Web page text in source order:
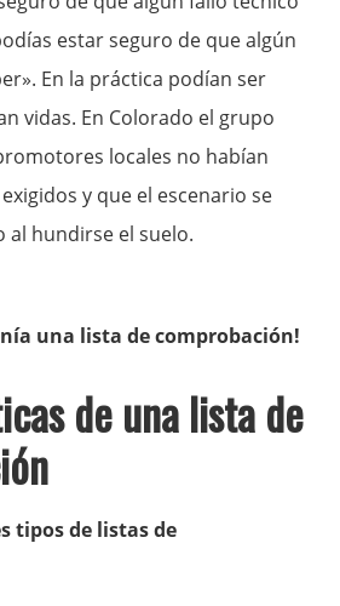
estar seguro de que algún
En la práctica podían ser
vidas. En Colorado el grupo
locales no habían
y que el escenario se
al hundirse el suelo.
una lista de comprobación!
de una lista de
tipos de listas de